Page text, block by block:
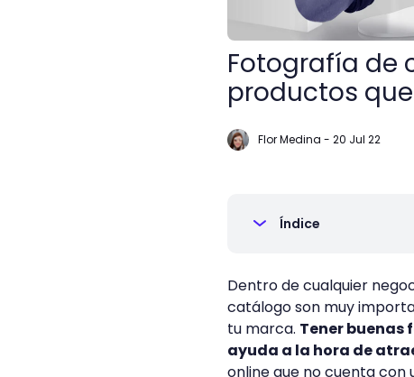
Fotografía de
productos
Flor Medina - 20 Jul 22
Índice
Dentro de cualquier
catálogo son muy
tu marca. Tener buenas
ayuda a la hora de
online que no cuenta con